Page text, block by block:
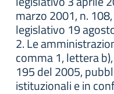
marzo 2001, n.
legislativo 19
2. Le
comma 1, lettera
195 del 2005,
istituzionali e in